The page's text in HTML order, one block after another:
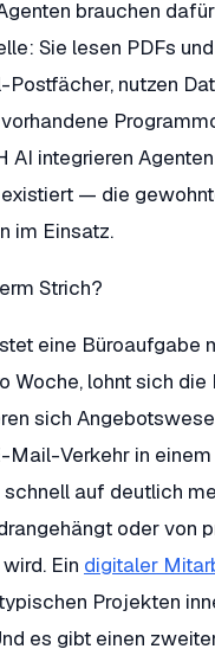
brauchen
Sie lesen PDFs
nutzen
AI integrieren
— die
im Einsatz.
Strich?
eine Büroaufgabe
Woche, lohnt sich die
sich
Mail-Verkehr in einem
auf deutlich
oder von
Ein digitaler
Projekten
es gibt einen